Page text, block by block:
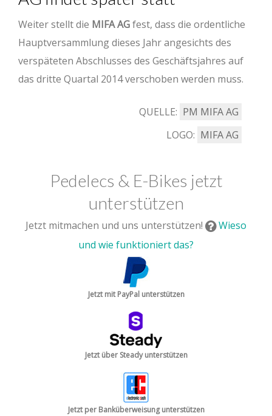
Weiter stellt die MIFA AGfest, dass die ordentliche
Hauptversammlung dieses Jahr angesichts des
verspäteten Abschlusses des Geschäftsjahres auf
das dritte Quartal 2014 verschoben werden muss.
QUELLE: PM MIFA AG
LOGO: MIFA AG
Pedelecs & E-Bikes jetzt
unterstützen
Jetzt mitmachen und uns unterstützen!
Wieso
und wie funktioniert das?
Jetzt mit PayPal unterstützen
Jetzt über Steady unterstützen
Jetzt per Banküberweisung unterstützen